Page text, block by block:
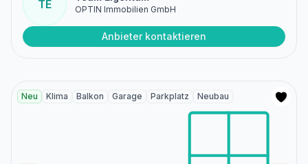
TE OPTIN Immobilien GmbH
Anbieter kontaktieren
Neu Klima Balkon Garage Parkplatz Neubau